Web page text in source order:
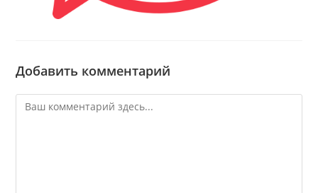
Добавить комментарий
Комментарий